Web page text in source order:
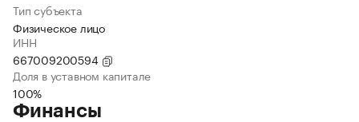
Тип субъекта
Физическое лицо
ИНН
667009200594
Доля в уставном капитале
100%
Финансы